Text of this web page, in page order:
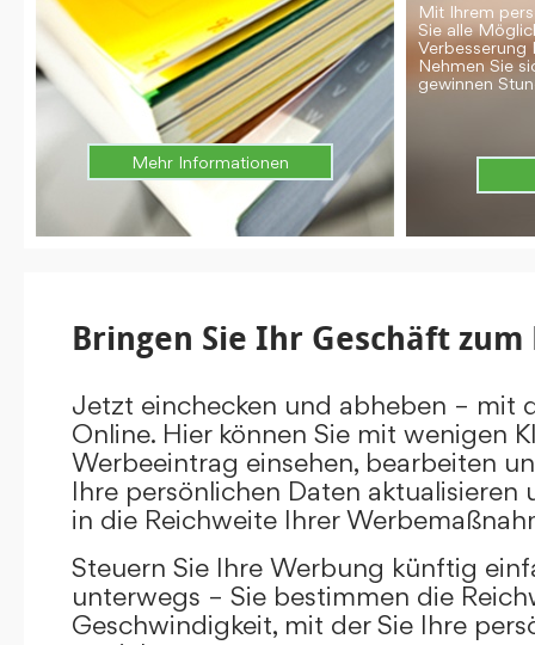
Mehr Informationen
Mit Ihrem
Sie alle
Verbesserung
Nehmen Sie
gewinnen
Bringen Sie Ihr Geschäft zum
Jetzt einchecken und abheben – mit
Online. Hier können Sie mit wenigen
Werbeeintrag einsehen, bearbeiten
Ihre persönlichen Daten aktualisieren
in die Reichweite Ihrer
Steuern Sie Ihre Werbung künftig
unterwegs – Sie bestimmen die
Geschwindigkeit, mit der Sie Ihre